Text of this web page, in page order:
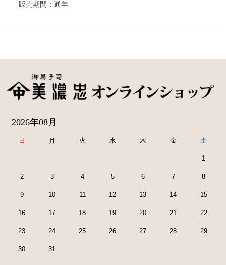
販売期間：通年
2026年08月
日 月 火 水 木 金 土
1
2 3 4 5 6 7 8
9 10 11 12 13 14 15
16 17 18 19 20 21 22
23 24 25 26 27 28 29
30 31